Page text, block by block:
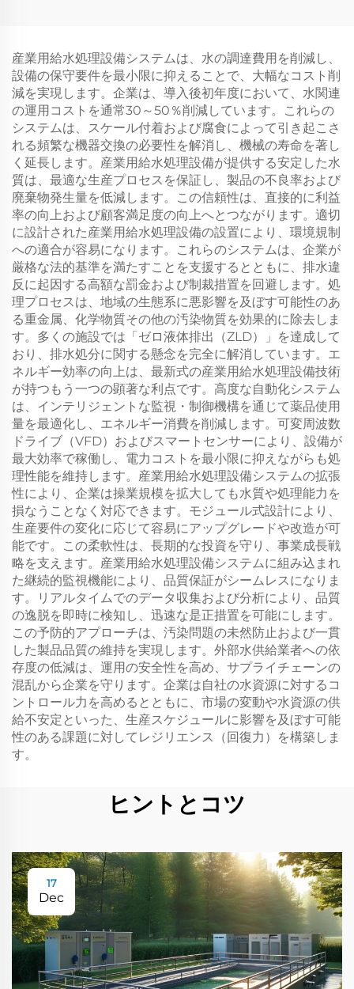
産業用給水処理設備システムは、水の調達費用を削減し、
設備の保守要件を最小限に抑えることで、大幅なコスト削
減を実現します。企業は、導入後初年度において、水関連
の運用コストを通常30～50％削減しています。これらの
システムは、スケール付着および腐食によって引き起こさ
れる頻繁な機器交換の必要性を解消し、機械の寿命を著し
く延長します。産業用給水処理設備が提供する安定した水
質は、最適な生産プロセスを保証し、製品の不良率および
廃棄物発生量を低減します。この信頼性は、直接的に利益
率の向上および顧客満足度の向上へとつながります。適切
に設計された産業用給水処理設備の設置により、環境規制
への適合が容易になります。これらのシステムは、企業が
厳格な法的基準を満たすことを支援するとともに、排水違
反に起因する高額な罰金および制裁措置を回避します。処
理プロセスは、地域の生態系に悪影響を及ぼす可能性のあ
る重金属、化学物質その他の汚染物質を効果的に除去しま
す。多くの施設では「ゼロ液体排出（ZLD）」を達成して
おり、排水処分に関する懸念を完全に解消しています。エ
ネルギー効率の向上は、最新式の産業用給水処理設備技術
が持つもう一つの顕著な利点です。高度な自動化システム
は、インテリジェントな監視・制御機構を通じて薬品使用
量を最適化し、エネルギー消費を削減します。可変周波数
ドライブ（VFD）およびスマートセンサーにより、設備が
最大効率で稼働し、電力コストを最小限に抑えながらも処
理性能を維持します。産業用給水処理設備システムの拡張
性により、企業は操業規模を拡大しても水質や処理能力を
損なうことなく対応できます。モジュール式設計により、
生産要件の変化に応じて容易にアップグレードや改造が可
能です。この柔軟性は、長期的な投資を守り、事業成長戦
略を支えます。産業用給水処理設備システムに組み込まれ
た継続的監視機能により、品質保証がシームレスになりま
す。リアルタイムでのデータ収集および分析により、品質
の逸脱を即時に検知し、迅速な是正措置を可能にします。
この予防的アプローチは、汚染問題の未然防止および一貫
した製品品質の維持を実現します。外部水供給業者への依
存度の低減は、運用の安全性を高め、サプライチェーンの
混乱から企業を守ります。企業は自社の水資源に対するコ
ントロール力を高めるとともに、市場の変動や水資源の供
給不安定といった、生産スケジュールに影響を及ぼす可能
性のある課題に対してレジリエンス（回復力）を構築しま
す。
ヒントとコツ
17
Dec